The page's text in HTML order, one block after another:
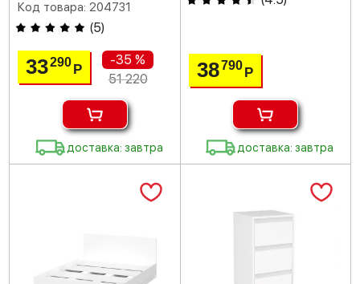
Код товара: 204731
(5)
33290Р
-35 %
51 220
доставка: завтра
38790 Р
доставка: завтра